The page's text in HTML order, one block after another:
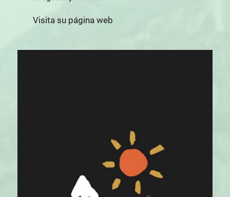
Visita su página web